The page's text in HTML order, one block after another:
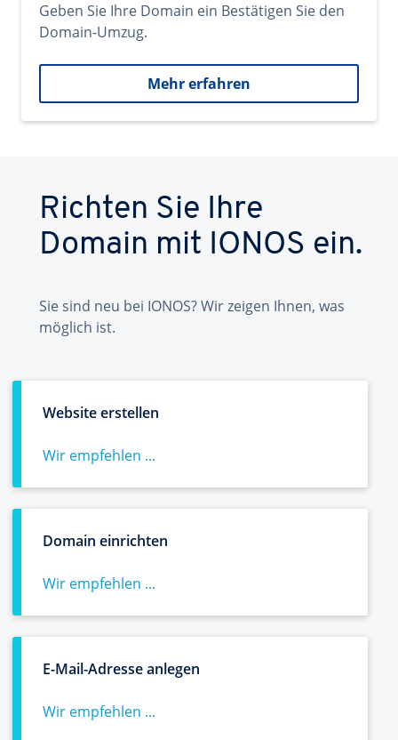
Geben Sie Ihre Domain ein Bestätigen Sie den
Domain-Umzug.
Mehr erfahren
Richten Sie Ihre
Domain mit IONOS ein.
Sie sind neu bei IONOS? Wir zeigen Ihnen, was
möglich ist.
Website erstellen
Wir empfehlen ...
Domain einrichten
Wir empfehlen ...
E-Mail-Adresse anlegen
Wir empfehlen ...